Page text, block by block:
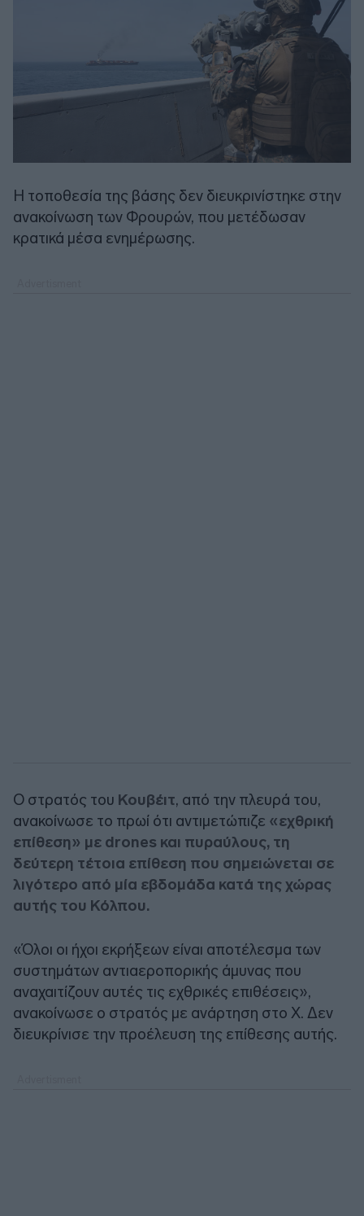
Η τοποθεσία της βάσης δεν διευκρινίστηκε στην
ανακοίνωση των Φρουρών, που μετέδωσαν
κρατικά μέσα ενημέρωσης.
Ο στρατός του Κουβέιτ, από την πλευρά του,
ανακοίνωσε το πρωί ότι αντιμετώπιζε «εχθρική
επίθεση» με drones και πυραύλους, τη
δεύτερη τέτοια επίθεση που σημειώνεται σε
λιγότερο από μία εβδομάδα κατά της χώρας
αυτής του Κόλπου.
«Όλοι οι ήχοι εκρήξεων είναι αποτέλεσμα των
συστημάτων αντιαεροπορικής άμυνας που
αναχαιτίζουν αυτές τις εχθρικές επιθέσεις»,
ανακοίνωσε ο στρατός με ανάρτηση στο X. Δεν
διευκρίνισε την προέλευση της επίθεσης αυτής.